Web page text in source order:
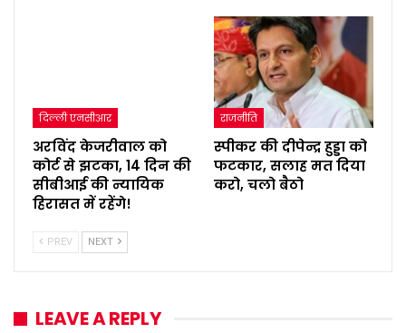
दिल्ली एनसीआर
अरविंद केजरीवाल को
कोर्ट से झटका, 14 दिन की
सीबीआई की न्यायिक
हिरासत में रहेंगे!
राजनीति
स्पीकर की दीपेन्द्र हुड्डा को
फटकार, सलाह मत दिया
करो, चलो बैठो
PREV NEXT
LEAVE A REPLY